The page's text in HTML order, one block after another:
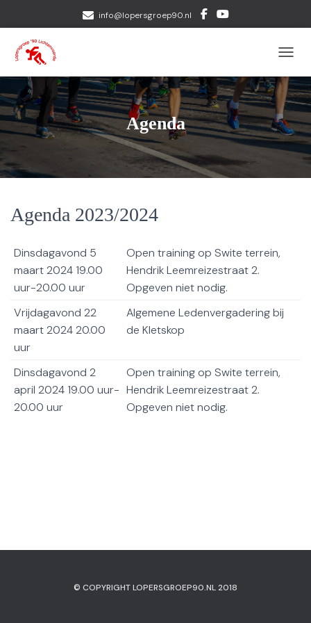
info@lopersgroep90.nl
Agenda
Agenda 2023/2024
Dinsdagavond 5
maart 2024 19.00
uur-20.00 uur
Open training op Swite terrein,
Hendrik Leemreizestraat 2.
Opgeven niet nodig.
Vrijdagavond 22
maart 2024 20.00
uur
Algemene Ledenvergadering bij
de Kletskop
Dinsdagavond 2
april 2024 19.00 uur-
20.00 uur
Open training op Swite terrein,
Hendrik Leemreizestraat 2.
Opgeven niet nodig.
© COPYRIGHT LOPERSGROEP90.NL 2018